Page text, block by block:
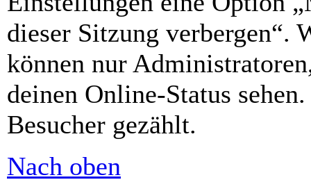
dieser Sitzung verbergen“.
können nur
deinen Online-Status
Besucher gezählt.
Nach oben